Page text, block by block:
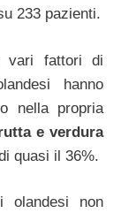
233 pazienti.
vari fattori di
hanno
nella propria
e verdura
quasi il 36%.
olandesi non